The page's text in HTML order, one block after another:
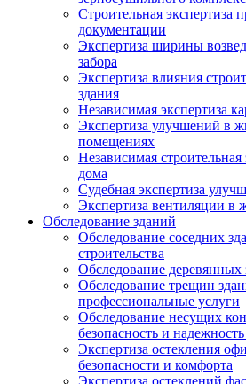
Строительная экспертиза
документации
Экспертиза ширины
забора
Экспертиза влияния
здания
Независимая экспертиза
Экспертиза улучшений в
помещениях
Независимая строительная
дома
Судебная экспертиза
Экспертиза вентиляции
Обследование зданий
Обследование соседних
строительства
Обследование деревянных
Обследование трещин
профессиональные услуги
Обследование несущих
безопасность и
Экспертиза остекления
безопасности и комфорта
Экспертиза остеклений